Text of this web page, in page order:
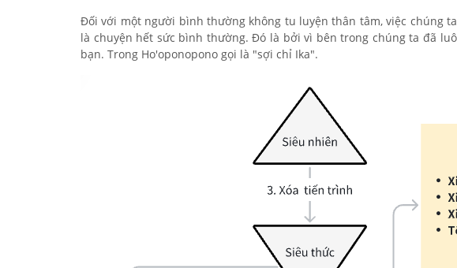
Đối với một người bình thường không tu luyện thân tâm, việc chúng
là chuyện hết sức bình thường. Đó là bởi vì bên trong chúng ta đã
bạn. Trong Ho'oponopono gọi là "sợi chỉ Ika".